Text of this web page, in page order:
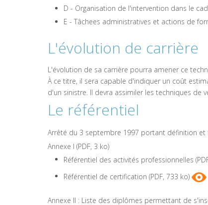
D - Organisation de l'intervention dans le
E - Tâchees administratives et actions de
L'évolution de carrière
L'évolution de sa carrière pourra amener ce
À ce titre, il sera capable d'indiquer un coût
d'un sinistre. Il devra assimiler les techniques de
Le référentiel
Arrêté du 3 septembre 1997 portant définition
Annexe I (PDF, 3 ko)
Référentiel des activités professionnelles
Référentiel de certification (PDF, 733 ko)
Annexe II : Liste des diplômes permettant de